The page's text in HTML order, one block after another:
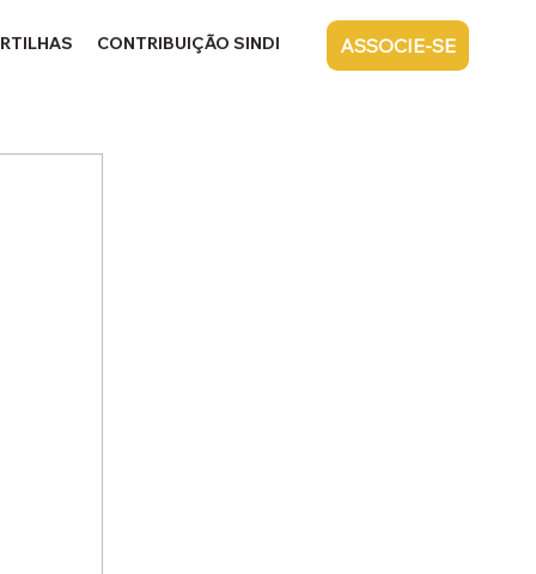
CONTRIBUIÇÃO SINDICAL CONTATO
ASSOCIE-SE